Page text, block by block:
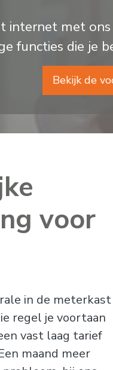
internet met
functies die je
Bekijk de
voor
in de meterkast
regel je voortaan
vast laag tarief
maand meer